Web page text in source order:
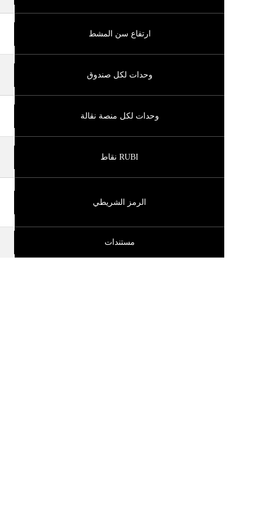
ارتفاع سن المشط
وحدات لكل صندوق
وحدات لكل منصة نقالة
RUBI نقاط
الرمز الشريطي
مستندات